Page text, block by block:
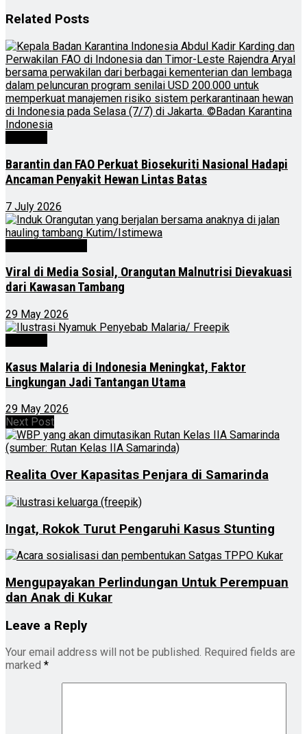
Related Posts
Barantin dan FAO Perkuat Biosekuriti Nasional Hadapi
Ancaman Penyakit Hewan Lintas Batas
7 July 2026
Viral di Media Sosial, Orangutan Malnutrisi Dievakuasi
dari Kawasan Tambang
29 May 2026
Kasus Malaria di Indonesia Meningkat, Faktor
Lingkungan Jadi Tantangan Utama
29 May 2026
Next Post
Realita Over Kapasitas Penjara di Samarinda
Ingat, Rokok Turut Pengaruhi Kasus Stunting
Mengupayakan Perlindungan Untuk Perempuan
dan Anak di Kukar
Leave a Reply
Your email address will not be published. Required fields are
marked *